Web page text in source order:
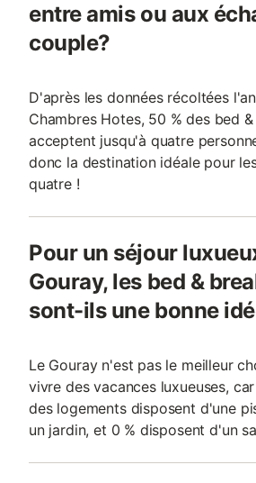
entre amis ou aux
couple?
D'après les données récoltées
Chambres Hotes, 50 % des bed
acceptent jusqu'à quatre
donc la destination idéale pour
quatre !
Pour un séjour
Gouray, les bed &
sont-ils une bonne
Le Gouray n'est pas le meilleur
vivre des vacances luxueuses,
des logements disposent d'une
un jardin, et 0 % disposent d'un